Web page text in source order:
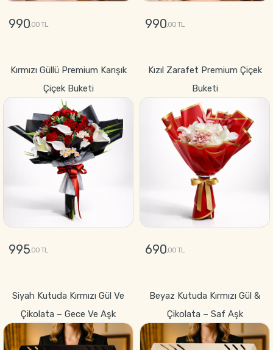
990,00 TL 990,00 TL
Kırmızı Güllü Premium Karışık
Çiçek Buketi
995,00 TL
Kızıl Zarafet Premium Çiçek
Buketi
690,00 TL
Siyah Kutuda Kırmızı Gül Ve
Çikolata – Gece Ve Aşk
Beyaz Kutuda Kırmızı Gül &
Çikolata – Saf Aşk